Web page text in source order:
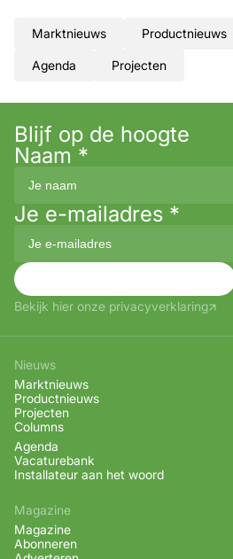
Marktnieuws Productnieuws
Agenda Projecten
Blijf op de hoogte
Naam *
Je e-mailadres *
Bekijk hier onze privacyverklaring
Nieuws
Marktnieuws
Productnieuws
Projecten
Columns
Agenda
Vacaturebank
Installateur aan het woord
Magazine
Magazine
Abonneren